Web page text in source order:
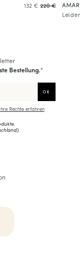
132 € 220 €
Bestellung.*
Rechte erfahren
).